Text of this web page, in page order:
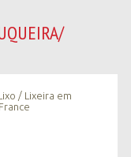
/ Lixeira em